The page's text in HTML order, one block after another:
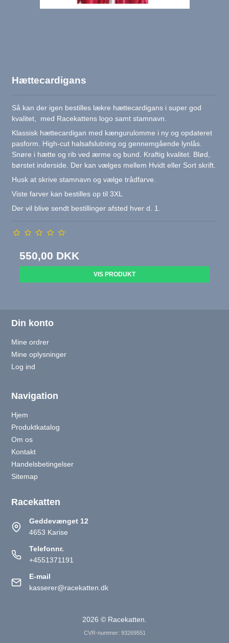
Hættecardigans
Så kan der igen bestilles lækre hættecardigans i super god
kvalitet, med Racekattens logo samt stamnavn.
Klassisk hættecardigan med kængurulomme i ny og opdateret
pasform. High-cut halsafslutning og gennemgående lynlås.
Snøre i hætte og rib ved ærme og bund. Kraftig kvalitet. Blød,
børstet inderside. Der kan vælges mellem Hvidt eller Sort skrift.
Husk at skrive stamnavn og vælge trådfarve.
Viste farver kan bestilles op til 3XL
Der vil blive sendt bestillinger afsted hver d. 1.
550,00 DKK
VIS PRODUKT
Din konto
Mine ordrer
Mine oplysninger
Log ind
Navigation
Hjem
Produktkatalog
Om os
Kontakt
Handelsbetingelser
Sitemap
Racekatten
Geddevænget 12
4653 Karise
Telefonnr.
+4551371191
E-mail
kasserer@racekatten.dk
2026 © Racekatten.
CVR-nummer: 93269551